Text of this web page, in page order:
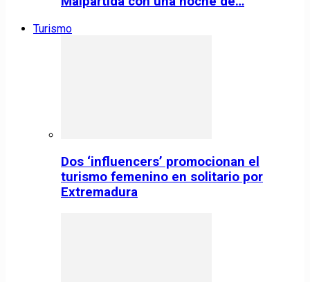
Turismo
Dos ‘influencers’ promocionan el
turismo femenino en solitario por
Extremadura